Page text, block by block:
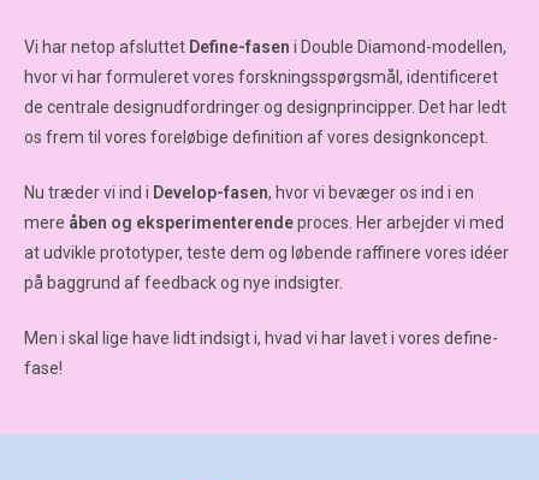
Vi har netop afsluttet Define-fasen i Double Diamond-modellen,
hvor vi har formuleret vores forskningsspørgsmål, identificeret
de centrale designudfordringer og designprincipper. Det har ledt
os frem til vores foreløbige definition af vores designkoncept.
Nu træder vi ind i Develop-fasen, hvor vi bevæger os ind i en
mere åben og eksperimenterendeproces. Her arbejder vi med
at udvikle prototyper, teste dem og løbende raffinere vores idéer
på baggrund af feedback og nye indsigter.
Men i skal lige have lidt indsigt i, hvad vi har lavet i vores define-
fase!